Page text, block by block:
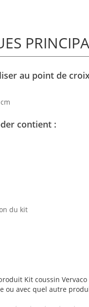
au point de
contient :
du kit
Kit coussin
ou avec quel autre